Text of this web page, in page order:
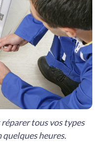
tous vos types
heures.